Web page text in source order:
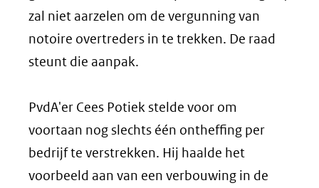
zal niet aarzelen om de vergunning van
notoire overtreders in te trekken. De raad
steunt die aanpak.
PvdA'er Cees Potiek stelde voor om
voortaan nog slechts één ontheffing per
bedrijf te verstrekken. Hij haalde het
voorbeeld aan van een verbouwing in de